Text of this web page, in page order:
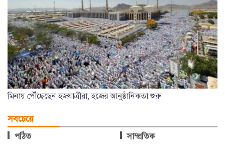
মিনায় পৌঁছেছেন হজযাত্রীরা, হজের আনুষ্ঠানিকতা শুরু
সবচেয়ে
পঠিত সাম্প্রতিক